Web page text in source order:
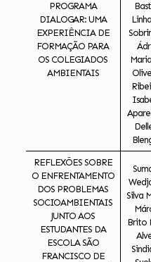
PROGRAMA
DIALOGAR: UMA
EXPERIÊNCIA DE
FORMAÇÃO PARA
OS COLEGIADOS
AMBIENTAIS
REFLEXÕES SOBRE
O ENFRENTAMENTO
DOS PROBLEMAS
SOCIOAMBIENTAIS
JUNTO AOS
ESTUDANTES DA
ESCOLA SÃO
FRANCISCO DE
Silva
Brito